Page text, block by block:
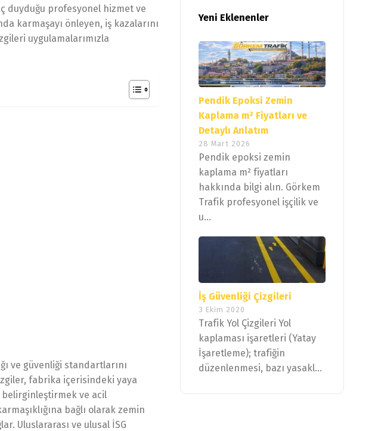
duyduğu profesyonel hizmet ve
karmaşayı önleyen, iş kazalarını
uygulamalarımızla
ve güvenliği standartlarını
fabrika içerisindeki yaya
ve acil
bağlı olarak zemin
Uluslararası ve ulusal İSG
Yeni Eklenenler
Pendik Epoksi Zemin
Kaplama m² Fiyatları ve
Detaylı Anlatım
28 Mart 2026
Pendik epoksi zemin
kaplama m² fiyatları
hakkında bilgi alın. Görkem
Trafik profesyonel işçilik ve
u...
İş Güvenliği Çizgileri
3 Ekim 2020
Trafik Yol Çizgileri Yol
kaplaması işaretleri (Yatay
İşaretleme); trafiğin
düzenlenmesi, bazı yasakl...